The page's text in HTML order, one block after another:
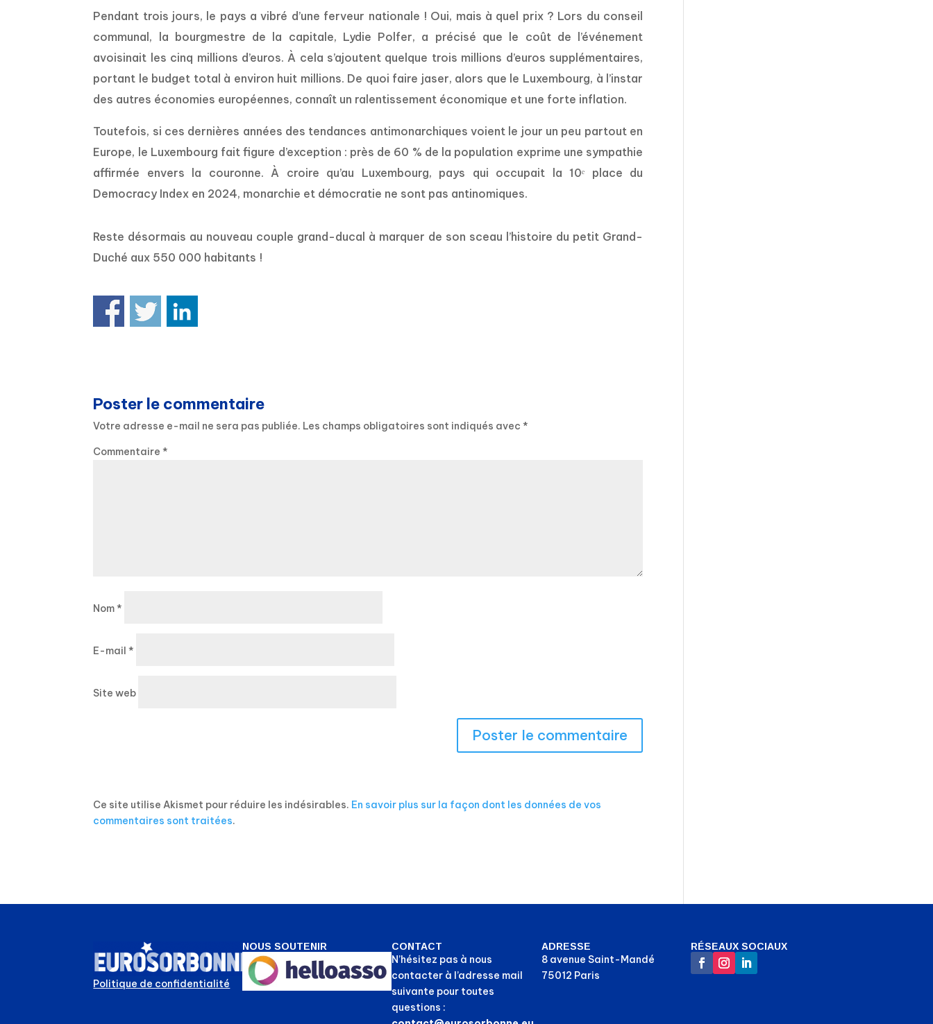
Pendant trois jours, le pays a vibré d’une ferveur nationale ! Oui, mais à quel prix ? Lors du conseil
communal, la bourgmestre de la capitale, Lydie Polfer, a précisé que le coût de l’événement
avoisinait les cinq millions d’euros. À cela s’ajoutent quelque trois millions d’euros supplémentaires,
portant le budget total à environ huit millions. De quoi faire jaser, alors que le Luxembourg, à l’instar
des autres économies européennes, connaît un ralentissement économique et une forte inflation.
Toutefois, si ces dernières années des tendances antimonarchiques voient le jour un peu partout en
Europe, le Luxembourg fait figure d’exception : près de 60 % de la population exprime une sympathie
affirmée envers la couronne. À croire qu’au Luxembourg, pays qui occupait la 10ᵉ place du
Democracy Index en 2024, monarchie et démocratie ne sont pas antinomiques.
Reste désormais au nouveau couple grand-ducal à marquer de son sceau l’histoire du petit Grand-
Duché aux 550 000 habitants !
Poster le commentaire
Votre adresse e-mail ne sera pas publiée. Les champs obligatoires sont indiqués avec*
Commentaire*
Nom*
E-mail*
Site web
Ce site utilise Akismet pour réduire les indésirables. En savoir plus sur la façon dont les données de vos
commentaires sont traitées.
Politique de confidentialité
NOUS SOUTENIR CONTACT
N’hésitez pas à nous
contacter à l’adresse mail
suivante pour toutes
questions :
ADRESSE
8 avenue Saint-Mandé
75012 Paris
RÉSEAUX SOCIAUX